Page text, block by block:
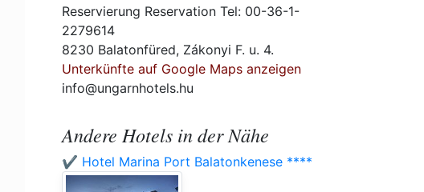
Reservierung Reservation Tel: 00-36-1-
2279614
8230 Balatonfüred, Zákonyi F. u. 4.
Unterkünfte auf Google Maps anzeigen
info@ungarnhotels.hu
Andere Hotels in der Nähe
✔️ Hotel Marina Port Balatonkenese ****